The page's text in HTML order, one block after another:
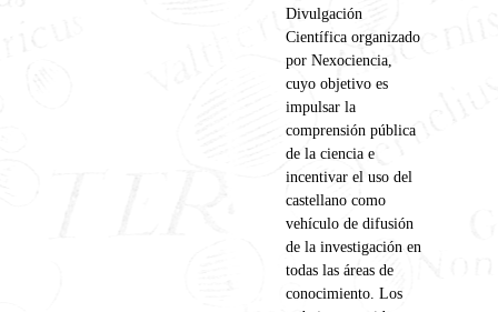
Divulgación
Científica organizado
por Nexociencia,
cuyo objetivo es
impulsar la
comprensión pública
de la ciencia e
incentivar el uso del
castellano como
vehículo de difusión
de la investigación en
todas las áreas de
conocimiento. Los